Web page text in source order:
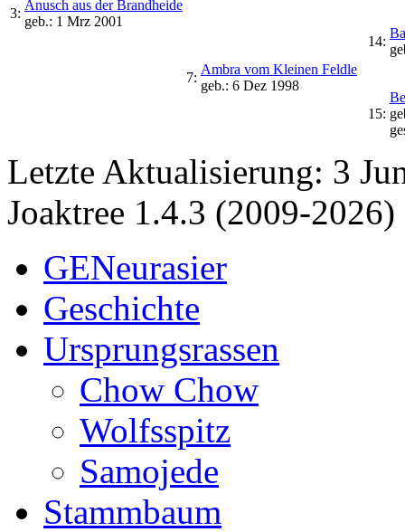
3:
Anusch aus der Brandheide
geb.: 1 Mrz 2001
7:
Ambra vom Kleinen Feldle
geb.: 6 Dez 1998
14:
15:
Letzte Aktualisierung: 3
Joaktree 1.4.3 (2009-2026)
GENeurasier
Geschichte
Ursprungsrassen
Chow Chow
Wolfsspitz
Samojede
Stammbaum